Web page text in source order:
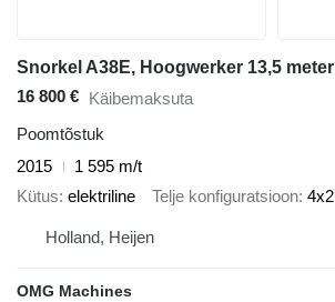
Snorkel A38E, Hoogwerker 13,5 meter
16 800 € Käibemaksuta
Poomtõstuk
2015
1 595 m/t
Kütus elektriline Telje konfiguratsioon 4x2
Holland, Heijen
OMG Machines